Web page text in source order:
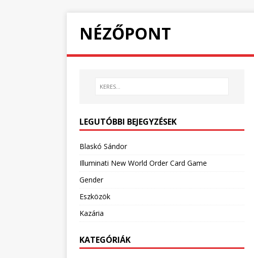
NÉZŐPONT
LEGUTÓBBI BEJEGYZÉSEK
Blaskó Sándor
Illuminati New World Order Card Game
Gender
Eszközök
Kazária
KATEGÓRIÁK